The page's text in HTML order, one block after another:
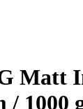
Matt
/ 1000